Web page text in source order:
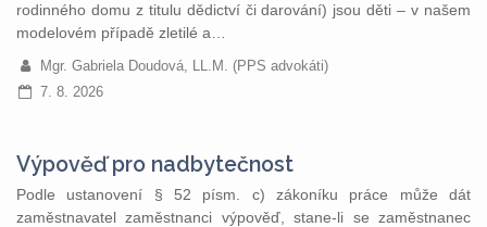
rodinného domu z titulu dědictví či darování) jsou děti – v našem
modelovém případě zletilé a…
Mgr. Gabriela Doudová, LL.M. (PPS advokáti)
7. 8. 2026
Výpověď pro nadbytečnost
Podle ustanovení § 52 písm. c) zákoníku práce může dát
zaměstnavatel zaměstnanci výpověď, stane-li se zaměstnanec